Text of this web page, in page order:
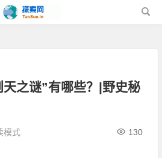
之谜”有哪些？|野史秘
130
模式